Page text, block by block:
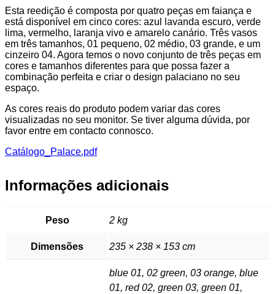
Esta reedição é composta por quatro peças em faiança e
está disponível em cinco cores: azul lavanda escuro, verde
lima, vermelho, laranja vivo e amarelo canário. Três vasos
em três tamanhos, 01 pequeno, 02 médio, 03 grande, e um
cinzeiro 04. Agora temos o novo conjunto de três peças em
cores e tamanhos diferentes para que possa fazer a
combinação perfeita e criar o design palaciano no seu
espaço.
As cores reais do produto podem variar das cores
visualizadas no seu monitor. Se tiver alguma dúvida, por
favor entre em contacto connosco.
Catálogo_Palace.pdf
Informações adicionais
Peso 2 kg
Dimensões 235 × 238 × 153 cm
blue 01, 02 green, 03 orange, blue
01, red 02, green 03, green 01,